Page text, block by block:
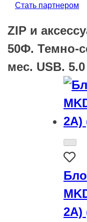
Стать партнером
ZIP и
50Ф. Темно-
мес. USB. 5.0